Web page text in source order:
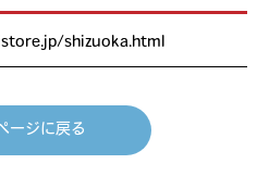
shizuoka.html
ージに戻る